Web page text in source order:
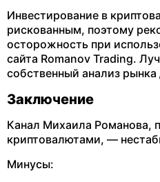
Инвестирование в
рискованным, поэтому
осторожность при
сайта Romanov Trading.
собственный анализ
Заключение
Канал Михаила Романова,
криптовалютами, —
Минусы: